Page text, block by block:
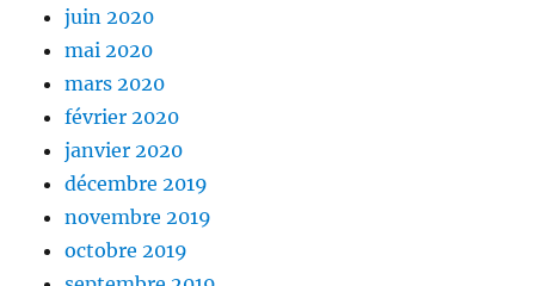
juin 2020
mai 2020
mars 2020
février 2020
janvier 2020
décembre 2019
novembre 2019
octobre 2019